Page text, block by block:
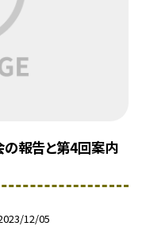
報告と第4回案内
12/05